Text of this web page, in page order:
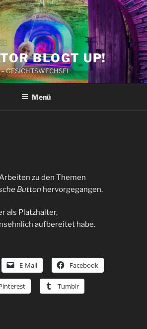
BLOGT UP!
GESICHTSWECHSEL
Menü
zu den Themen
Button hervorgegangen.
als Platzhalter,
aufbereitet habe.
E-Mail Facebook
Tumblr